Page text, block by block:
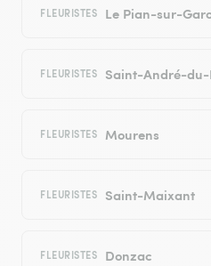
FLEURISTES Le Pian-sur-
FLEURISTES Saint-André-du-
FLEURISTES Mourens
FLEURISTES Saint-Maixant
FLEURISTES Donzac